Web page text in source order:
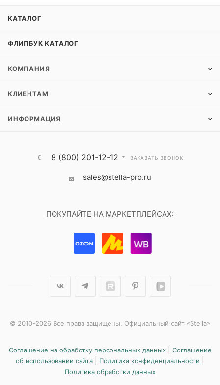
КАТАЛОГ
ФЛИПБУК КАТАЛОГ
КОМПАНИЯ
КЛИЕНТАМ
ИНФОРМАЦИЯ
8 (800) 201-12-12 ЗАКАЗАТЬ ЗВОНОК
sales@stella-pro.ru
ПОКУПАЙТЕ НА МАРКЕТПЛЕЙСАХ:
© 2010-2026 Все права защищены. Официальный сайт «Stella»
Соглашение на обработку персональных данных
Соглашение
об использовании сайта
Политика конфиденциальности
Политика обработки данных